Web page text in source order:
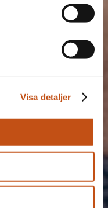
Visa detaljer